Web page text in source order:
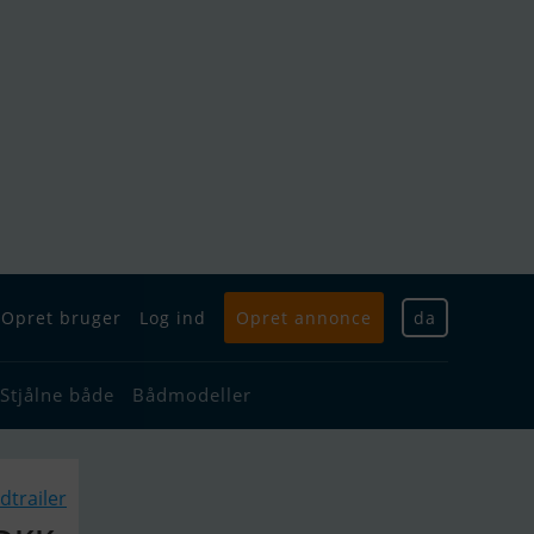
Opret bruger Log ind Opret annonce da
Stjålne både Bådmodeller